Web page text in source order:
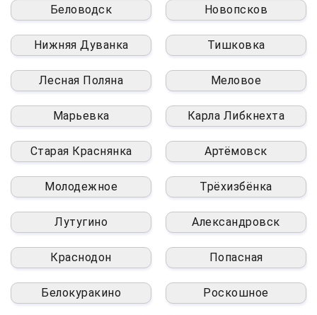
Беловодск Новопсков
Нижняя Дуванка Тишковка
Лесная Поляна Меловое
Марьевка Карла Либкнехта
Старая Краснянка Артёмовск
Молодежное Трёхизбёнка
Лутугино Александровск
Краснодон Попасная
Белокуракино Роскошное